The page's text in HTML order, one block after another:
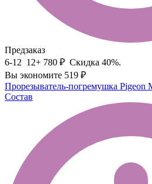
Предзаказ
6-12 12+ 780 ₽ Скидка 40%.
Вы экономите 519 ₽
Прорезыватель-погремушка Pigeon
Состав